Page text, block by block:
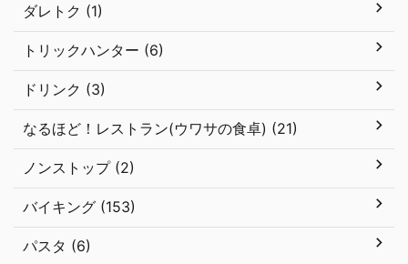
ダレトク (1)
トリックハンター (6)
ドリンク (3)
なるほど！レストラン(ウワサの食卓) (21)
ノンストップ (2)
バイキング (153)
パスタ (6)